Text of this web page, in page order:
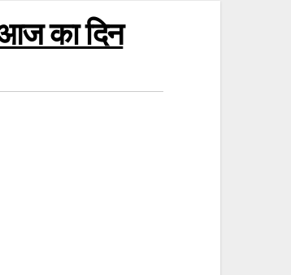
का दिन